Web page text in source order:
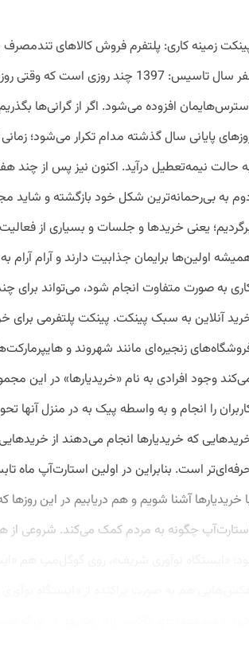
نفر سال تاسیس: 1397 چند روزی است
افزوده می‌شود. اگر از گرانی‌ها
پایانی سال گذشته مدام تکرار می‌شود؛
حالت نیمه‌تعطیل درآید. اکنون نیز پس از چند
به بی‌رحمانه‌ترین شکل خود بازگشته و شاید
یعنی خریدها و جلسات و بسیاری از
اولین‌ها برایمان جذابیت دارند و آرام
به صورت متفاوت انجام شود، می‌تواند برای
آنلاین به سبک پینکت. پینکت پلتفرمی برای
زنجیره‌ای مانند شهروند و
وجود افرادی به نام «خریدیارها» در این
را انجام و به واسطه پیک به در منزل
که خریدیارها انجام می‌دهند از
است. بنابراین در اولین استارت‌آپ ماه
خریدیارها آشنا شویم و هم دریابیم در این
چگونه به مردم کمک می‌کند. شروعی